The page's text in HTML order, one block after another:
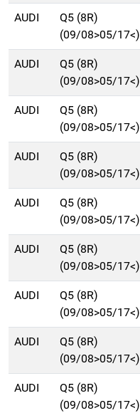
AUDI
Q5 (8R)
(09/08>05/17<)
AUDI
Q5 (8R)
(09/08>05/17<)
AUDI
Q5 (8R)
(09/08>05/17<)
AUDI
Q5 (8R)
(09/08>05/17<)
AUDI
Q5 (8R)
(09/08>05/17<)
AUDI
Q5 (8R)
(09/08>05/17<)
AUDI
Q5 (8R)
(09/08>05/17<)
AUDI
Q5 (8R)
(09/08>05/17<)
AUDI
Q5 (8R)
(09/08>05/17<)